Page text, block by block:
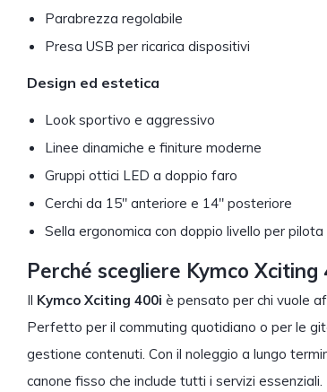
Parabrezza regolabile
Presa USB per ricarica dispositivi
Design ed estetica
Look sportivo e aggressivo
Linee dinamiche e finiture moderne
Gruppi ottici LED a doppio faro
Cerchi da 15″ anteriore e 14″ posteriore
Sella ergonomica con doppio livello per
Perché scegliere Kymco
Il Kymco Xciting 400i è pensato per chi vuole
Perfetto per il commuting quotidiano o per le
gestione contenuti. Con il noleggio a lungo
canone fisso che include tutti i servizi essenziali.